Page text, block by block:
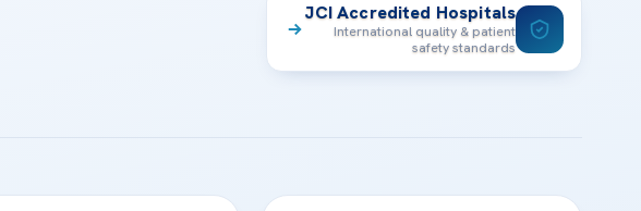
JCI Accredited Hospitals
International quality & patient
safety standards